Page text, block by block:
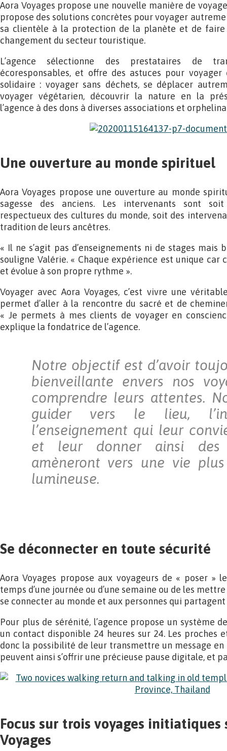
Aora Voyages propose une nouvelle manière de
propose des solutions concrètes pour voyager
sa clientèle à la protection de la planète et de
changement du secteur touristique.
L’agence sélectionne des prestataires de
écoresponsables, et offre des astuces pour
solidaire : voyager sans déchets, se déplacer
voyager végétarien, découvrir la nature en la
l’agence à des dons à diverses associations et
Une ouverture au monde spirituel
Aora Voyages propose une ouverture au monde
sagesse des anciens. Les intervenants sont
respectueux des cultures du monde, soit des
tradition de leurs ancêtres.
« Il ne s’agit pas d’enseignements ni de stages mais
souligne Valérie. « Chaque expérience est unique car
et évolue à son propre rythme ».
Voyager avec Aora Voyages, c’est vivre une
permet d’aller à la rencontre du sacré et de
« Je permets à mes clients de voyager en
explique la fondatrice de l’agence.
Notre objectif est d’avoir
bienveillante envers nos
comprendre leurs attentes.
guider vers le lieu,
l’enseignement qui leur
et leur donner ainsi
amèneront vers une vie
lumineuse.
Se déconnecter en toute sécurité
Aora Voyages propose aux voyageurs de « poser »
temps d’une journée ou d’une semaine ou de les
se connecter au monde et aux personnes qui
Pour plus de sérénité, l’agence propose un système
un contact disponible 24 heures sur 24. Les proches
donc la possibilité de leur transmettre un message en
peuvent ainsi s’offrir une précieuse pause digitale, et
Focus sur trois voyages initiatiques
Voyages